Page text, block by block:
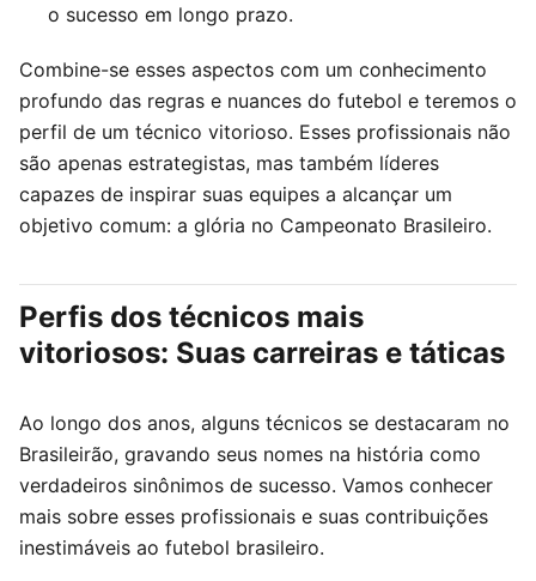
o sucesso em longo prazo.
Combine-se esses aspectos com um conhecimento
profundo das regras e nuances do futebol e teremos o
perfil de um técnico vitorioso. Esses profissionais não
são apenas estrategistas, mas também líderes
capazes de inspirar suas equipes a alcançar um
objetivo comum: a glória no Campeonato Brasileiro.
Perfis dos técnicos mais
vitoriosos: Suas carreiras e táticas
Ao longo dos anos, alguns técnicos se destacaram no
Brasileirão, gravando seus nomes na história como
verdadeiros sinônimos de sucesso. Vamos conhecer
mais sobre esses profissionais e suas contribuições
inestimáveis ao futebol brasileiro.